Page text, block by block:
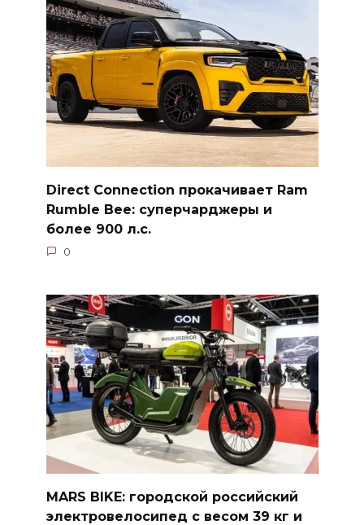
Direct Connection прокачивает Ram
Rumble Bee: суперчарджеры и
более 900 л.с.
0
MARS BIKE: городской российский
электровелосипед с весом 39 кг и